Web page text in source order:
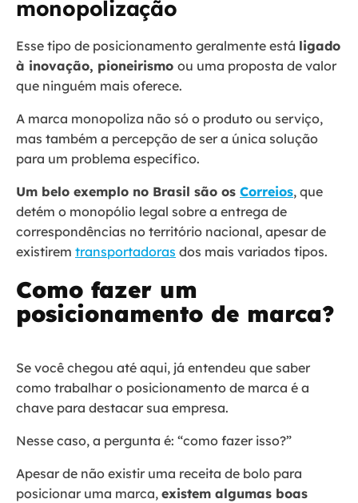
monopolização
Esse tipo de posicionamento geralmente está ligado
à inovação, pioneirismo ou uma proposta de valor
que ninguém mais oferece.
A marca monopoliza não só o produto ou serviço,
mas também a percepção de ser a única solução
para um problema específico.
Um belo exemplo no Brasil são os Correios, que
detém o monopólio legal sobre a entrega de
correspondências no território nacional, apesar de
existirem transportadoras dos mais variados tipos.
Como fazer um
posicionamento de marca?
Se você chegou até aqui, já entendeu que saber
como trabalhar o posicionamento de marca é a
chave para destacar sua empresa.
Nesse caso, a pergunta é: “como fazer isso?”
Apesar de não existir uma receita de bolo para
posicionar uma marca, existem algumas boas